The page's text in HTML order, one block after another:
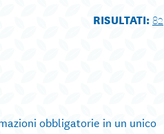
RISULTATI:82
obbligatorie in un unico